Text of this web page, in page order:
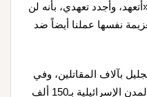
وأجدد تعهدي، بأنه لن
نفسها عملنا أيضاً ضد
بآلاف المقاتلين، وفي
الوقت نفسه كان يخطط لقصف المدن الإسرائيلية بـ150 ألف